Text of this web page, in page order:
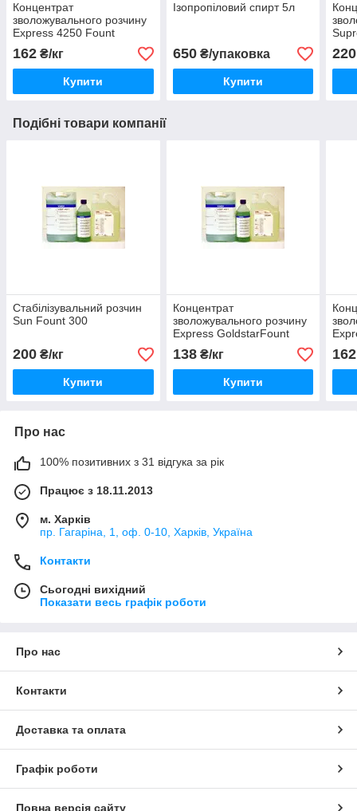
Концентрат
зволожувального розчину
Express 4250 Fount
162 ₴/кг
Купити
Ізопропіловий спирт 5л
650₴/упаковка
Купити
220
Подібні товари компанії
Стабілізувальний розчин
Sun Fount 300
200 ₴/кг
Купити
Концентрат
зволожувального розчину
Express GoldstarFount
138₴/кг
Купити
162
Про нас
100% позитивних з 31 відгука за рік
Працює з 18.11.2013
м. Харків
пр. Гагаріна, 1, оф. 0-10, Харків, Україна
Контакти
Сьогодні вихідний
Показати весь графік роботи
Про нас
Контакти
Доставка та оплата
Графік роботи
Повна версія сайту